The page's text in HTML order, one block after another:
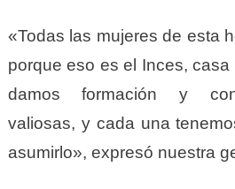
«Todas las mujeres de esta
porque eso es el Inces,
damos formación y
valiosas, y cada una
asumirlo», expresó nuestra